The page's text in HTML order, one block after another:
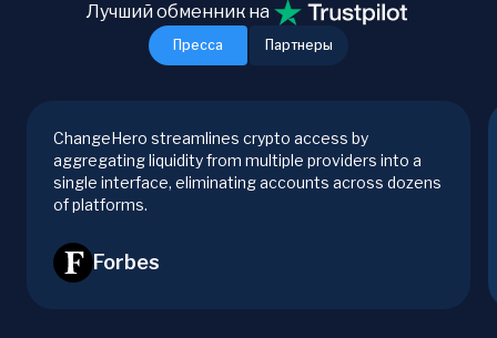
Пресса Партнеры
Лучший обменник на
ChangeHero streamlines crypto access by
aggregating liquidity from multiple providers into a
single interface, eliminating accounts across dozens
of platforms.
Forbes